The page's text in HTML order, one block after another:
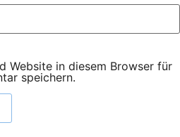
Website in diesem Browser für
speichern.